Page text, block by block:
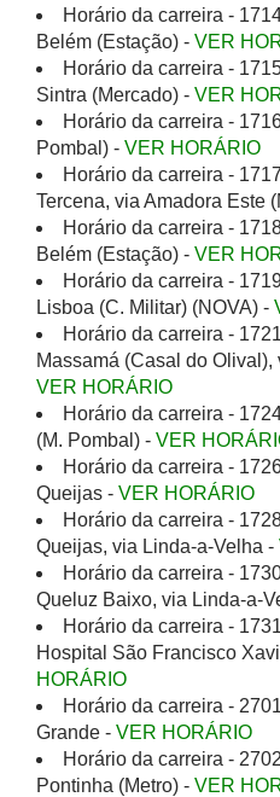
Horário da carreira -
Belém (Estação) - VER
Horário da carreira -
Sintra (Mercado) - VER
Horário da carreira -
Pombal) - VER HORÁRIO
Horário da carreira -
Tercena, via Amadora Este
Horário da carreira -
Belém (Estação) - VER
Horário da carreira -
Lisboa (C. Militar) (NOVA) -
Horário da carreira -
Massamá (Casal do
VER HORÁRIO
Horário da carreira -
(M. Pombal) - VER
Horário da carreira -
Queijas - VER HORÁRIO
Horário da carreira -
Queijas, via Linda-a-Velha -
Horário da carreira -
Queluz Baixo, via Linda-a-
Horário da carreira -
Hospital São Francisco
HORÁRIO
Horário da carreira -
Grande - VER HORÁRIO
Horário da carreira -
Pontinha (Metro) - VER